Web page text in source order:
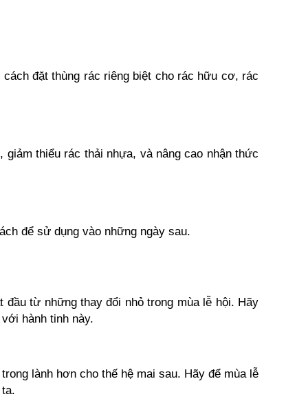
đặt thùng rác riêng biệt cho rác hữu cơ, rác
thiểu rác thải nhựa, và nâng cao nhận thức
để sử dụng vào những ngày sau.
từ những thay đổi nhỏ trong mùa lễ hội. Hãy
hành tinh này.
lành hơn cho thế hệ mai sau. Hãy để mùa lễ